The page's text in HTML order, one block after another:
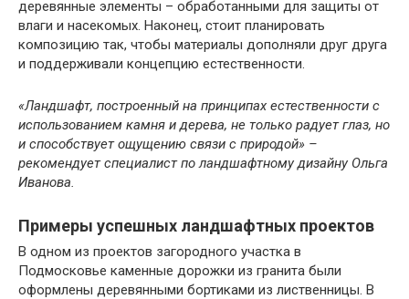
деревянные элементы – обработанными для защиты от
влаги и насекомых. Наконец, стоит планировать
композицию так, чтобы материалы дополняли друг друга
и поддерживали концепцию естественности.
«Ландшафт, построенный на принципах естественности с
использованием камня и дерева, не только радует глаз, но
и способствует ощущению связи с природой» –
рекомендует специалист по ландшафтному дизайну Ольга
Иванова.
Примеры успешных ландшафтных проектов
В одном из проектов загородного участка в
Подмосковье каменные дорожки из гранита были
оформлены деревянными бортиками из лиственницы. В